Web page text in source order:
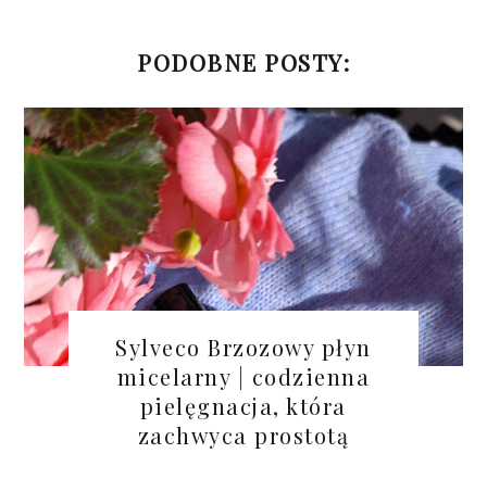
PODOBNE POSTY:
Sylveco Brzozowy płyn
micelarny | codzienna
pielęgnacja, która
zachwyca prostotą